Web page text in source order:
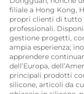
filiale a Hong Kong,
propri clienti di tutto
professionali.
gestione progetti,
ampia esperienza;
apprendere
dell’Europa,
principali prodotti
silicone, articoli da